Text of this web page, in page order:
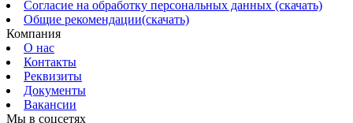
Согласие на обработку персональных данных (скачать)
Общие рекомендации(скачать)
Компания
О нас
Контакты
Реквизиты
Документы
Вакансии
Мы в соцсетях